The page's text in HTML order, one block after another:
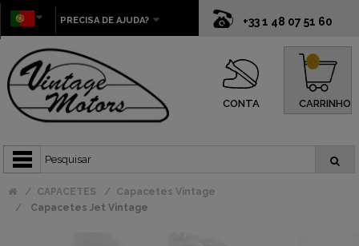
+33 1 48 07 51 60
PRECISA DE AJUDA?
CONTA CARRINHO
0
CAPACETES
Capacetes Vintage
Capacetes Jet Vintage